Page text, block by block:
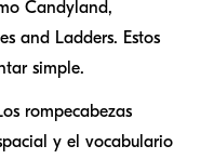
Candyland,
and Ladders. Estos
simple.
rompecabezas
y el vocabulario